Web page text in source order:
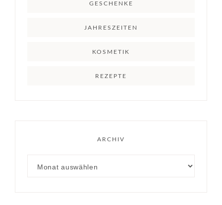
GESCHENKE
JAHRESZEITEN
KOSMETIK
REZEPTE
ARCHIV